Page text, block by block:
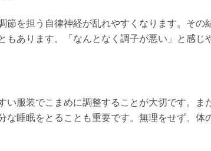
節を担う自律神経が乱れやすくなります。その
もあります。「なんとなく調子が悪い」と感じ
い服装でこまめに調整することが大切です。ま
な睡眠をとることも重要です。無理をせず、体